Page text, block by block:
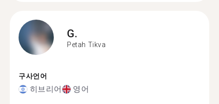
G.
Petah Tikva
구사언어
히브리어 영어